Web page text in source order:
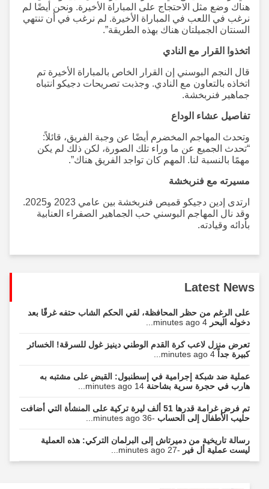
هناك وضع مثل الاحتجاج على المباراة الأخيرة. ونحن أيضًا لم
نرغب في اللعب في المباراة الأخيرة. لم نرغب في أن تنتهي
السنتان الجميلتان هناك بهذه الطريقة”.
اتخذوا القرار مع النادي
قال النجم البوسني إن القرار الخاص بالمباراة الأخيرة تم
اتخاذه بالتعاون مع النادي. وجذبت تصريحات دجيكو انتباه
جماهير فنربخشة.
تفاصيل عشاء الوداع
وتحدث المهاجم المخضرم أيضًا عن وجبة الفريق، قائلاً:
“تحدث الجميع عن ما وراء تلك الصورة، لكن ذلك لم يكن
مهمًا بالنسبة لنا. المهم كان تواجد الفريق هناك”.
مسيرته مع فنربخشة
ارتدى إدين دجيكو قميص فنربخشة بين عامي 2023 و2025.
وقد نال المهاجم البوسني حب الجماهير الصفراء العنابية
بأدائه وقيادته.
Latest News
على الرغم من حظر المحافظة، لقي الحكم الشاب حتفه غرقًا بعد
دخوله البحر4 minutes ago...
تعرض منزل لاعب كرة القدم الوطني دينيز غول للسرقة! الخسائر
كبيرة جداً4 minutes ago...
عملية ضد شبكة إجرامية في إسطنبول: القبض على مشتبه به
هارب في حجرة سرية بشاحنة14 minutes ago...
تم فرض غرامة قدرها 51 ألف ليرة تركية على المنشأة التي أضافت
حليب الأطفال إلى الحساب-36 minutes ago...
رسالة تاريخية من دميرتاش إلى البرلمان التركي: هذه العملية
ليست عملية أل فير-27 minutes ago...